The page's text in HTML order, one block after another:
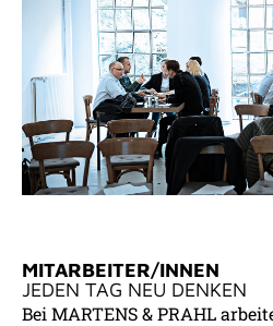
MITARBEITER/INNEN
JEDEN TAG NEU DENKEN
Bei MARTENS & PRAHL